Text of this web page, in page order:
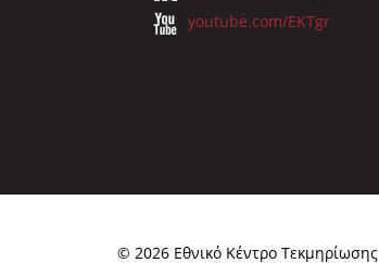
youtube.com/EKTgr
© 2026 Eθνικό Κέντρο Τεκμηρίωσης